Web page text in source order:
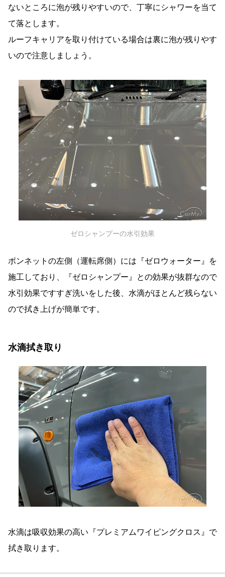
ないところに泡が残りやすいので、丁寧にシャワーを当て
て落とします。
ルーフキャリアを取り付けている場合は裏に泡が残りやす
いので注意しましょう。
ゼロシャンプーの水引効果
ボンネットの左側（運転席側）には『ゼロウォーター』を
施工しており、『ゼロシャンプー』との効果が抜群なので
水引効果ですすぎ洗いをした後、水滴がほとんど残らない
ので拭き上げが簡単です。
水滴拭き取り
水滴は吸収効果の高い『プレミアムワイピングクロス』で
拭き取ります。